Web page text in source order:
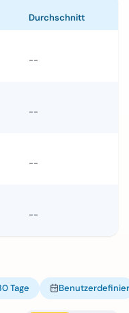
Durchschnitt
--
--
--
--
Tage